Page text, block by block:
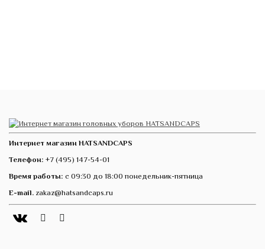
Интернет магазин HATSANDCAPS
Телефон: +7 (495) 147-54-01
Время работы: с 09:30 до 18:00 понедельник-пятница
E-mail. zakaz@hatsandcaps.ru
Vk Telegram